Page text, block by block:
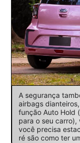
A segurança
airbags
função Auto Hold
para o seu
você precisa
ré são como ter